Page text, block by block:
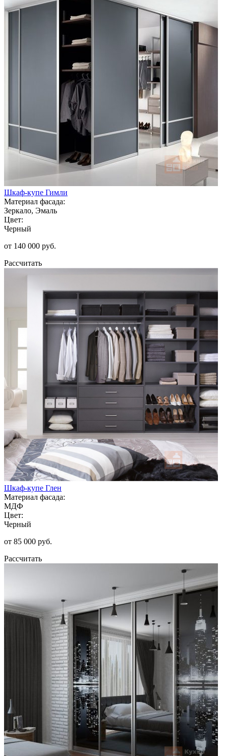
Шкаф-купе Гимли
Материал фасада:
Зеркало, Эмаль
Цвет:
Черный
от 140 000 руб.
Рассчитать
Шкаф-купе Глен
Материал фасада:
МДФ
Цвет:
Черный
от 85 000 руб.
Рассчитать